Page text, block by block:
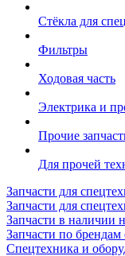
Стёкла для
Фильтры
Ходовая часть
Электрика и
Прочие
Для прочей
Запчасти для
Запчасти для
Запчасти в наличии
Запчасти по брендам
Спецтехника и